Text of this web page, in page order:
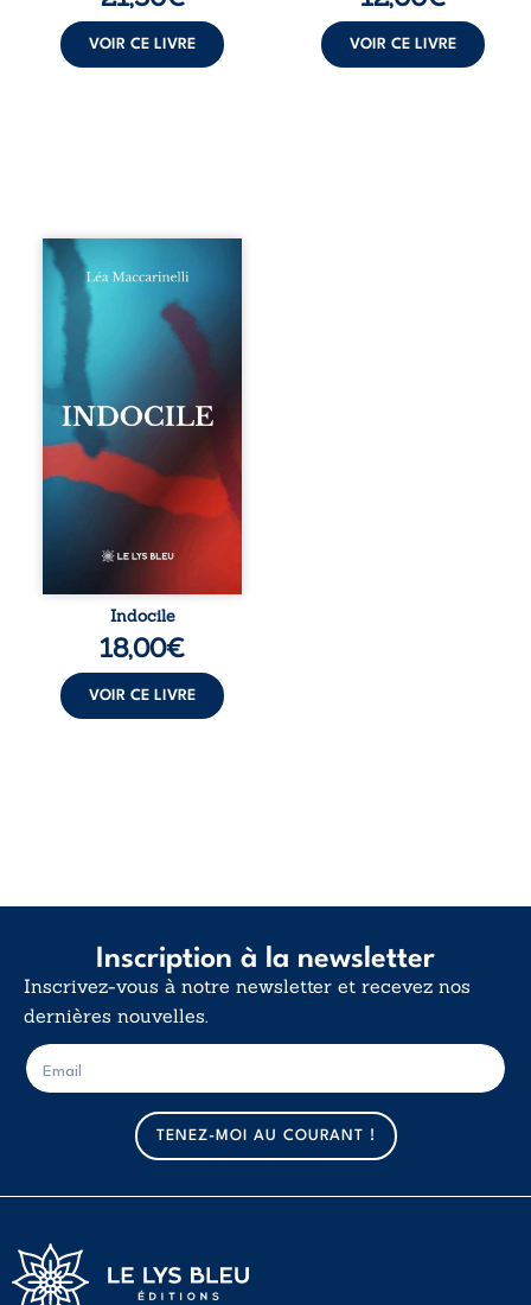
VOIR CE LIVRE VOIR CE LIVRE
Quatre parties.
Quatre refus.
Quatre visages
d’une existence en
friction. Entre les
silences qu’on ne
déchiffre pas, les
amours qu’on
dérange, les corps
qu’on administre
et les liens qu’on
sabote, cet
ouvrage parle à
vivent trop fort,
trop vrai, trop tôt.
traversée. Une
langue nue. Une
insurrection
déclaration
d’existence pour ...
Indocile
18,00€
VOIR CE LIVRE
Inscription à la newsletter
Inscrivez-vous à notre newsletter et recevez nos
dernières nouvelles.
m
a
i
l
E
-
m
TENEZ-MOI AU COURANT !